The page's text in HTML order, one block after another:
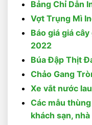
Bảng Chỉ Dẫn
Vợt Trụng Mì
Báo giá giá cây
2022
Búa Đập Thịt
Chảo Gang
Xe vắt nước
Các mẫu
khách sạn,